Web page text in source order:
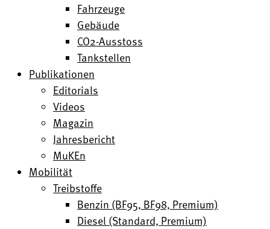
Fahrzeuge
Gebäude
CO2-Ausstoss
Tankstellen
Publikationen
Editorials
Videos
Magazin
Jahresbericht
MuKEn
Mobilität
Treibstoffe
Benzin (BF95, BF98, Premium)
Diesel (Standard, Premium)